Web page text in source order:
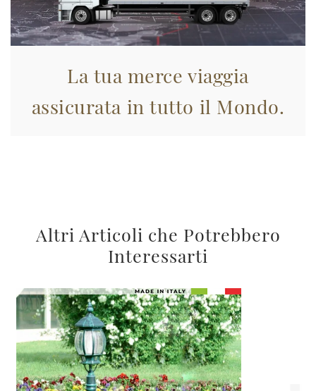
La tua merce viaggia
assicurata in tutto il Mondo.
Altri Articoli che Potrebbero
Interessarti